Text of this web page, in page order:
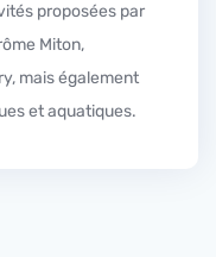
Miton,
mais également
et aquatiques.